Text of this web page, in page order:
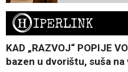
HIPERLINK
KAD „RAZVOJ“ POPIJE
bazen u dvorištu, suša na